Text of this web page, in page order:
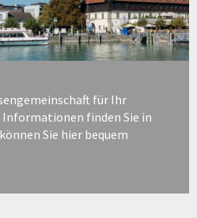
für Ihr
finden Sie in
Sie hier bequem